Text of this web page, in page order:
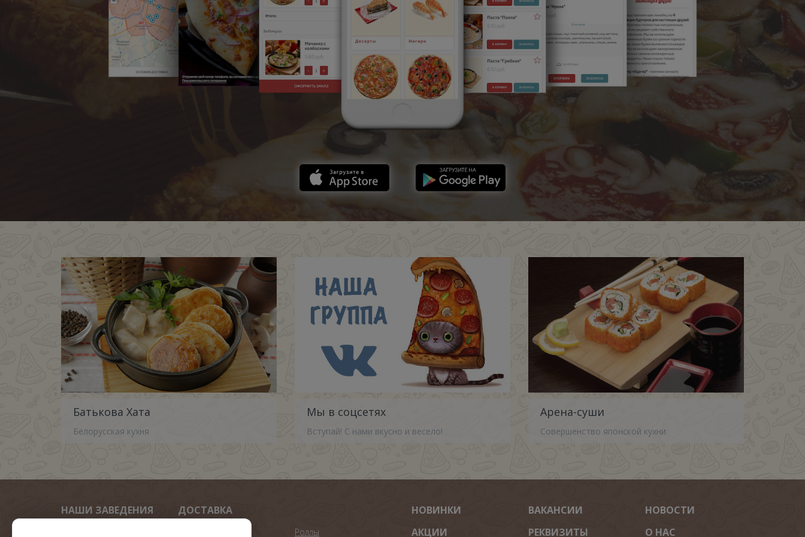
Батькова Хата
Белорусская кухня
Мы в соцсетях
Вступай! С нами вкусно и весело!
Арена-суши
Совершенство японской кухни
НАШИ ЗАВЕДЕНИЯ ДОСТАВКА
Роллы
НОВИНКИ
АКЦИИ
ВАКАНСИИ
РЕКВИЗИТЫ
НОВОСТИ
О НАС